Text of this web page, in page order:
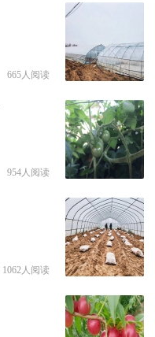
665人阅读
954人阅读
1062人阅读